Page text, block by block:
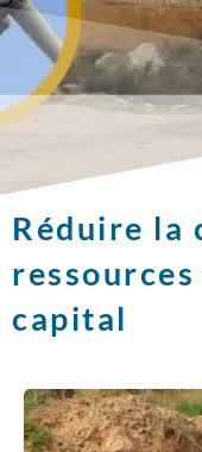
Réduire la
capital